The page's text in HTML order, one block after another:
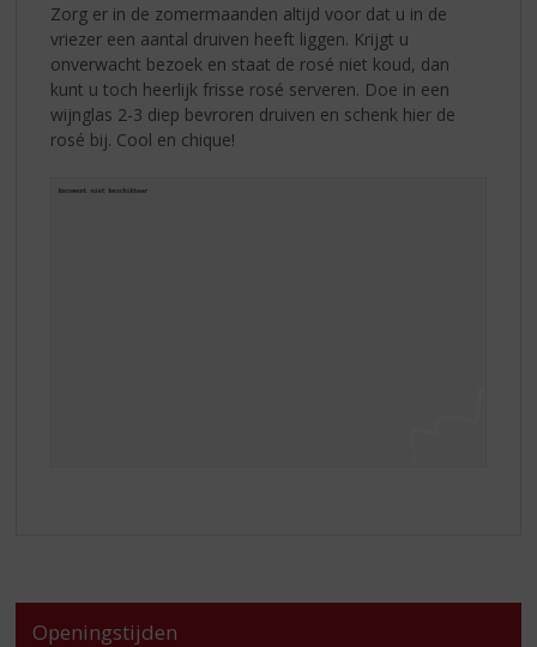
Zorg er in de zomermaanden altijd voor dat u in de
vriezer een aantal druiven heeft liggen. Krijgt u
onverwacht bezoek en staat de rosé niet koud, dan
kunt u toch heerlijk frisse rosé serveren. Doe in een
wijnglas 2-3 diep bevroren druiven en schenk hier de
rosé bij. Cool en chique!
Openingstijden